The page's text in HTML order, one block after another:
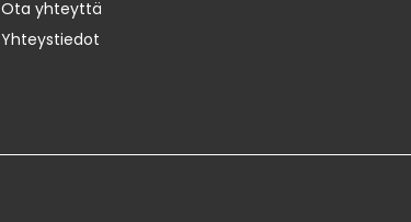
Ota yhteyttä
Yhteystiedot